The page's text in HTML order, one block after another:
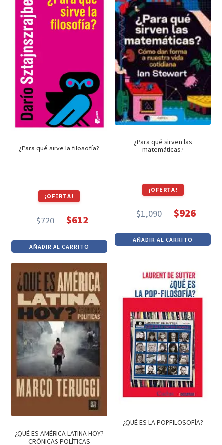
¿Para qué sirve la filosofía?
¡OFERTA!
$720
precio
original
era:
$720.
$612
precio
actual
es:
$612.
AÑADIR AL CARRITO
¿Para qué sirven las
matemáticas?
¡OFERTA!
$1,090
precio
original
$1,090.
$926
precio
actual
$926.
AÑADIR AL CARRITO
¿QUÉ ES AMÉRICA LATINA HOY?
CRÓNICAS POLÍTICAS
¿QUÉ ES LA POPFILOSOFÍA?